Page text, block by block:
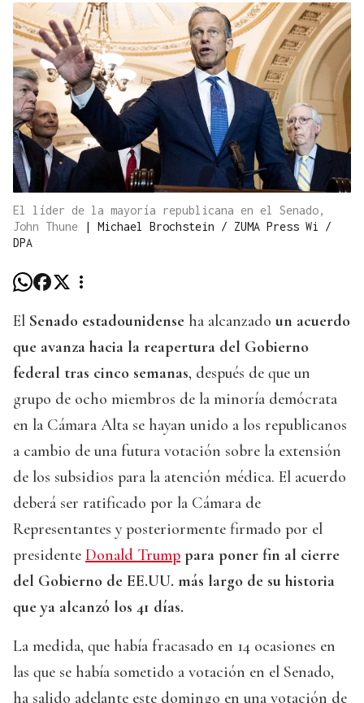
El líder de la mayoría republicana en el Senado,
John Thune
| Michael Brochstein / ZUMA Press Wi /
DPA
El Senado estadounidense ha alcanzado un acuerdo
que avanza hacia la reapertura del Gobierno
federal tras cinco semanas, después de que un
grupo de ocho miembros de la minoría demócrata
en la Cámara Alta se hayan unido a los republicanos
a cambio de una futura votación sobre la extensión
de los subsidios para la atención médica. El acuerdo
deberá ser ratificado por la Cámara de
Representantes y posteriormente firmado por el
presidente Donald Trump para poner fin al cierre
del Gobierno de EE.UU. más largo de su historia
que ya alcanzó los 41 días.
La medida, que había fracasado en 14 ocasiones en
las que se había sometido a votación en el Senado,
ha salido adelante este domingo en una votación de